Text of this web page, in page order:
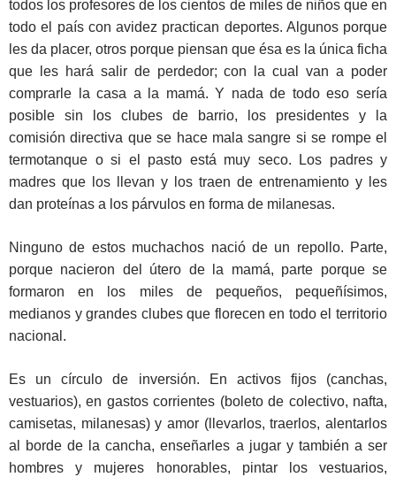
todos los profesores de los cientos de miles de niños que en
todo el país con avidez practican deportes. Algunos porque
les da placer, otros porque piensan que ésa es la única ficha
que les hará salir de perdedor; con la cual van a poder
comprarle la casa a la mamá. Y nada de todo eso sería
posible sin los clubes de barrio, los presidentes y la
comisión directiva que se hace mala sangre si se rompe el
termotanque o si el pasto está muy seco. Los padres y
madres que los llevan y los traen de entrenamiento y les
dan proteínas a los párvulos en forma de milanesas.
Ninguno de estos muchachos nació de un repollo. Parte,
porque nacieron del útero de la mamá, parte porque se
formaron en los miles de pequeños, pequeñísimos,
medianos y grandes clubes que florecen en todo el territorio
nacional.
Es un círculo de inversión. En activos fijos (canchas,
vestuarios), en gastos corrientes (boleto de colectivo, nafta,
camisetas, milanesas) y amor (llevarlos, traerlos, alentarlos
al borde de la cancha, enseñarles a jugar y también a ser
hombres y mujeres honorables, pintar los vestuarios,